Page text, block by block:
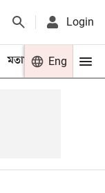
Login
মতামত খেলা
Eng